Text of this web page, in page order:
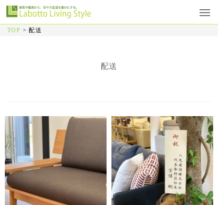
TOP >配送
配送